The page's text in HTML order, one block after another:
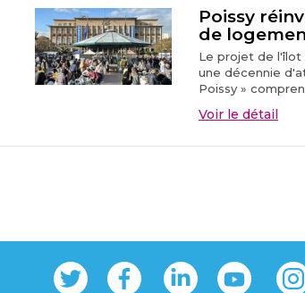
Poissy
de
Le projet de l'îlot
une décennie
Poissy »
Voir le détail